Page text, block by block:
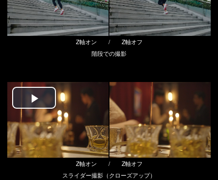
Video
Z軸オン / Z軸オフ
階段での撮影
Play
Video
Z軸オン / Z軸オフ
スライダー撮影（クローズアップ）